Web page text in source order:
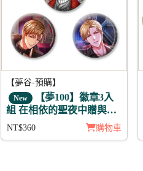
【夢谷-預購】
New 【夢100】徽章3入
組 在相依的聖夜中贈與的
愛 弗雷伊克
NT$360 購物車